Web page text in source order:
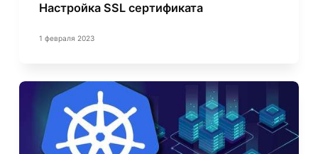
Настройка SSL сертификата
1 февраля 2023